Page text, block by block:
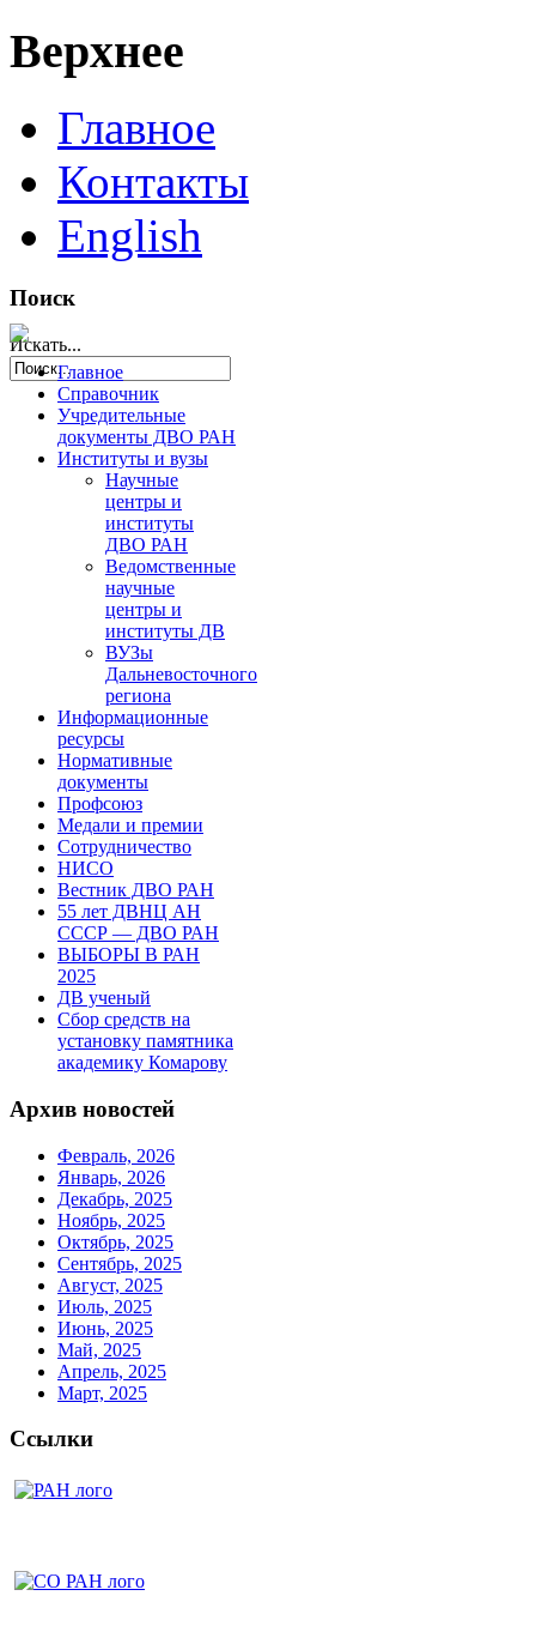
Верхнее
Главное
Контакты
English
Поиск
Искать...
Главное
Справочник
Учредительные
документы ДВО РАН
Институты и вузы
Научные
центры и
институты
ДВО РАН
Ведомственные
научные
центры и
институты ДВ
ВУЗы
Дальневосточного
региона
Информационные
ресурсы
Нормативные
документы
Профсоюз
Медали и премии
Сотрудничество
НИСО
Вестник ДВО РАН
55 лет ДВНЦ АН
СССР — ДВО РАН
ВЫБОРЫ В РАН
2025
ДВ ученый
Сбор средств на
установку памятника
академику Комарову
Архив новостей
Февраль, 2026
Январь, 2026
Декабрь, 2025
Ноябрь, 2025
Октябрь, 2025
Сентябрь, 2025
Август, 2025
Июль, 2025
Июнь, 2025
Май, 2025
Апрель, 2025
Март, 2025
Ссылки